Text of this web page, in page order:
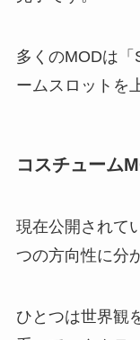
多くのMODは「
ームスロットを
コスチューム
現在公開されて
つの方向性に分
ひとつは世界観